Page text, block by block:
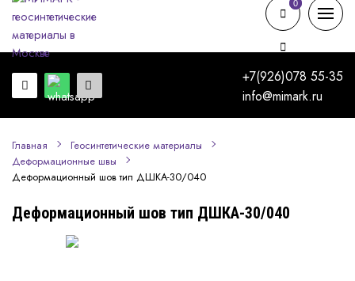
+7(926)078 55-35
info@mimark.ru
0
0
Главная
Геосинтетические материалы
Деформационные швы
Деформационный шов тип ДШКА-30/040
Деформационный шов тип ДШКА-30/040